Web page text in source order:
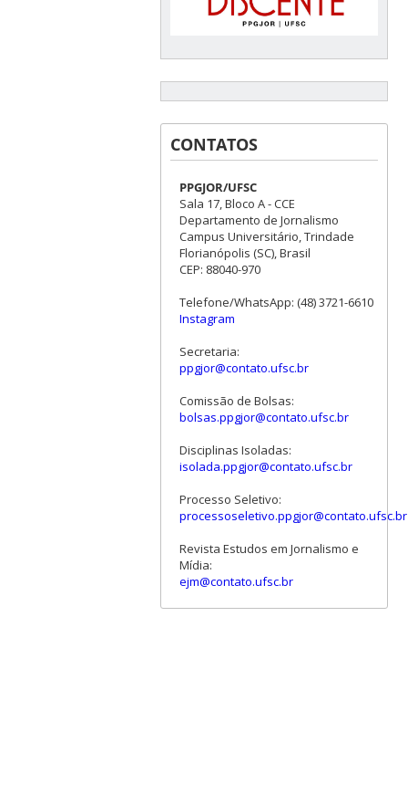
CONTATOS
PPGJOR/UFSC
Sala 17, Bloco A - CCE
Departamento de Jornalismo
Campus Universitário, Trindade
Florianópolis (SC), Brasil
CEP: 88040-970
Telefone/WhatsApp: (48) 3721-6610
Instagram
Secretaria:
ppgjor@contato.ufsc.br
Comissão de Bolsas:
bolsas.ppgjor@contato.ufsc.br
Disciplinas Isoladas:
isolada.ppgjor@contato.ufsc.br
Processo Seletivo:
processoseletivo.ppgjor@contato.ufsc.br
Revista Estudos em Jornalismo e
Mídia:
ejm@contato.ufsc.br